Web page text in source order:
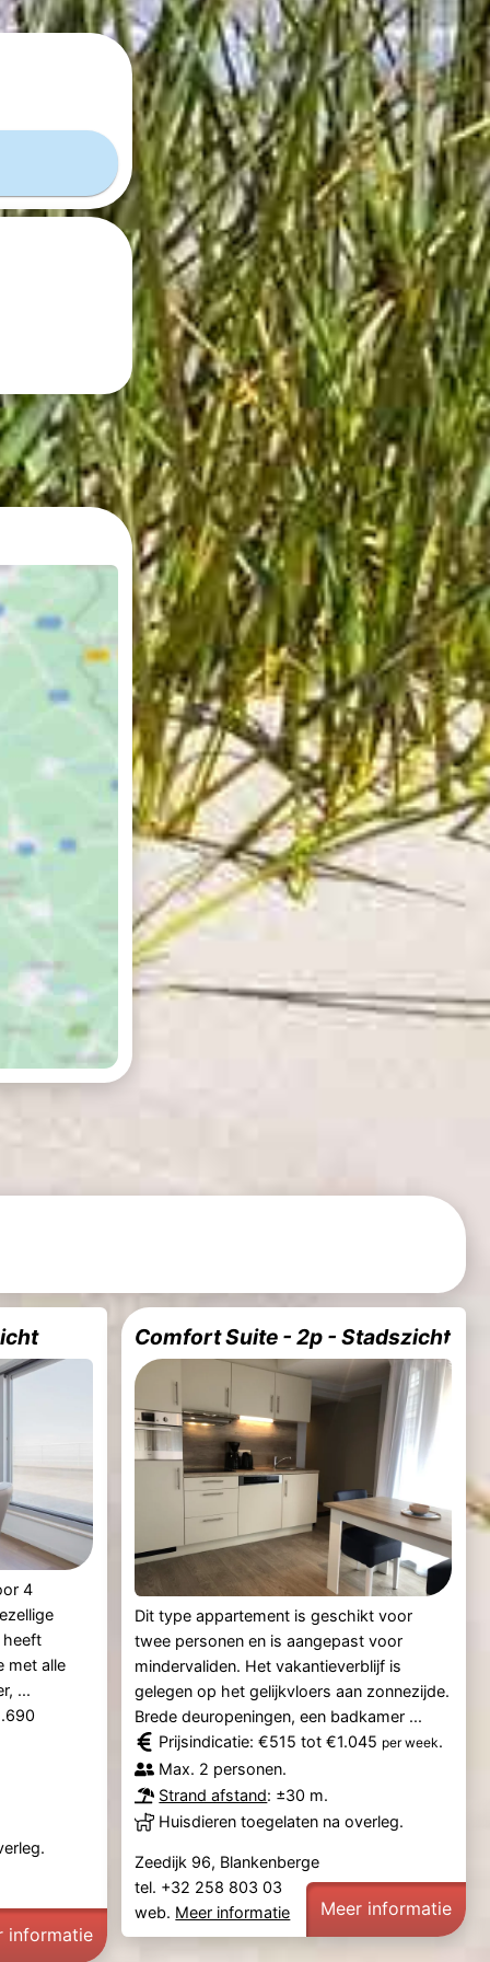
4
heeft
met alle
...
informatie
Comfort Suite - 2p - Stadszicht
Dit type appartement is geschikt voor
twee personen en is aangepast voor
mindervaliden. Het vakantieverblijf is
gelegen op het gelijkvloers aan zonnezijde.
Brede deuropeningen, een badkamer ...
Prijsindicatie: €515 tot €1.045 per week.
Max. 2 personen.
Strand afstand: ±30 m.
Huisdieren toegelaten na overleg.
Zeedijk 96, Blankenberge
tel. +32 258 803 03
web. Meer informatie Meer informatie